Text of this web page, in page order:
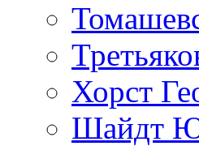
Хорст
Шайдт